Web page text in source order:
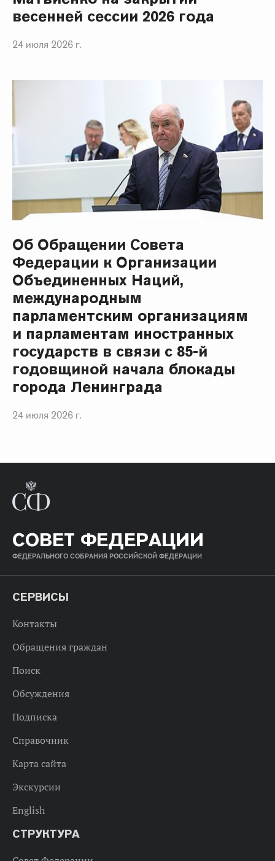
весенней сессии 2026 года
24 июля 2026 г.
Об Обращении Совета
Федерации к Организации
Объединенных Наций,
международным
парламентским организациям
и парламентам иностранных
государств в связи с 85-й
годовщиной начала блокады
города Ленинграда
24 июля 2026 г.
СОВЕТ ФЕДЕРАЦИИ
ФЕДЕРАЛЬНОГО СОБРАНИЯ РОССИЙСКОЙ ФЕДЕРАЦИИ
СЕРВИСЫ
Контакты
Обращения граждан
Поиск
Обсуждения
Подписка
Справочник
Карта сайта
Экскурсии
English
СТРУКТУРА